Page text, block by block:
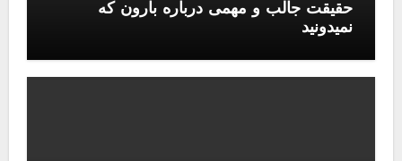
حقیقت جالب و مهمی درباره بارون که
نمیدونید